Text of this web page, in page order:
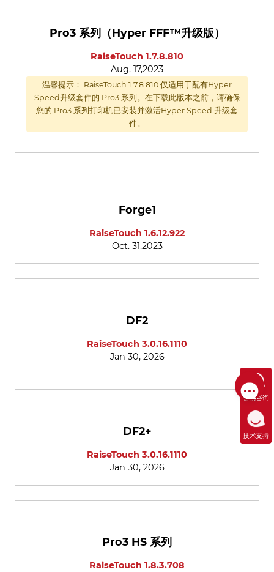
Pro3 系列（Hyper FFF™升级版）
RaiseTouch 1.7.8.810
Aug. 17,2023
温馨提示： RaiseTouch 1.7.8.810 仅适用于配有Hyper
Speed升级套件的 Pro3 系列。在下载此版本之前，请确保
您的 Pro3 系列打印机已安装并激活Hyper Speed 升级套
件。
Forge1
RaiseTouch 1.6.12.922
Oct. 31,2023
DF2
RaiseTouch 3.0.16.1110
Jan 30, 2026
DF2+
RaiseTouch 3.0.16.1110
Jan 30, 2026
Pro3 HS 系列
RaiseTouch 1.8.3.708
售前咨询
技术支持